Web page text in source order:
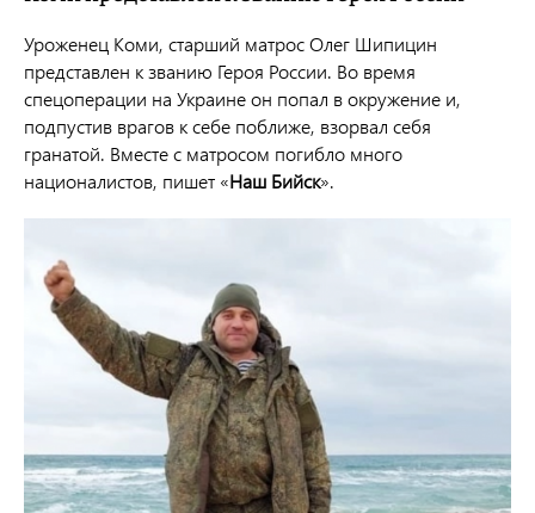
Уроженец Коми, старший матрос Олег Шипицин
представлен к званию Героя России. Во время
спецоперации на Украине он попал в окружение и,
подпустив врагов к себе поближе, взорвал себя
гранатой. Вместе с матросом погибло много
националистов, пишет «Наш Бийск».